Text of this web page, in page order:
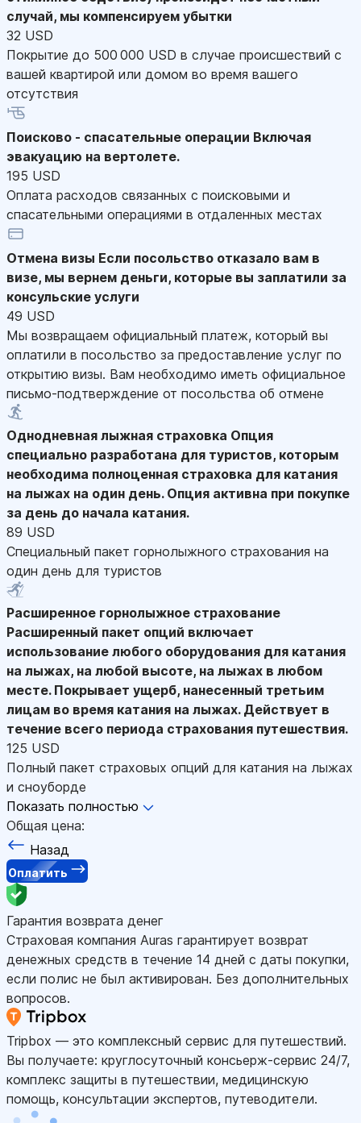
случай, мы компенсируем убытки
32 USD
Покрытие до 500 000 USD в случае происшествий с
вашей квартирой или домом во время вашего
отсутствия
Поисково - спасательные операции Включая
эвакуацию на вертолете.
195 USD
Оплата расходов связанных с поисковыми и
спасательными операциями в отдаленных местах
Отмена визы Если посольство отказало вам в
визе, мы вернем деньги, которые вы заплатили за
консульские услуги
49 USD
Мы возвращаем официальный платеж, который вы
оплатили в посольство за предоставление услуг по
открытию визы. Вам необходимо иметь официальное
письмо-подтверждение от посольства об отмене
Однодневная лыжная страховка Опция
специально разработана для туристов, которым
необходима полноценная страховка для катания
на лыжах на один день. Опция активна при покупке
за день до начала катания.
89 USD
Специальный пакет горнолыжного страхования на
один день для туристов
Расширенное горнолыжное страхование
Расширенный пакет опций включает
использование любого оборудования для катания
на лыжах, на любой высоте, на лыжах в любом
месте. Покрывает ущерб, нанесенный третьим
лицам во время катания на лыжах. Действует в
течение всего периода страхования путешествия.
125 USD
Полный пакет страховых опций для катания на лыжах
и сноуборде
Показать полностью
Общая цена:
Назад
Оплатить
Гарантия возврата денег
Страховая компания Auras гарантирует возврат
денежных средств в течение 14 дней с даты покупки,
если полис не был активирован. Без дополнительных
вопросов.
Tripbox — это комплексный сервис для путешествий.
Вы получаете: круглосуточный консьерж-сервис 24/7,
комплекс защиты в путешествии, медицинскую
помощь, консультации экспертов, путеводители.